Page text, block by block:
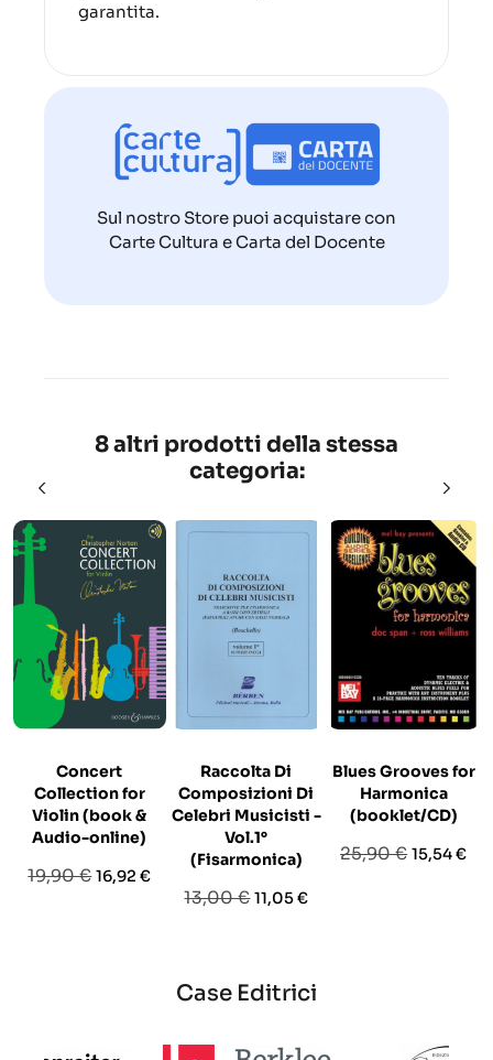
garantita.
Sul nostro Store puoi acquistare con
Carte Cultura e Carta del Docente
8 altri prodotti della stessa
categoria:
Concert
Collection for
Violin (book &
Audio-online)
Prezzo
19,90 €Prezzo
16,92 €
Raccolta Di
Composizioni Di
Celebri Musicisti -
Vol.1°
(Fisarmonica)
Prezzo
13,00 €Prezzo
11,05 €
Blues Grooves for
Harmonica
(booklet/CD)
Prezzo
25,90 € Prezzo
15,54 €
Case Editrici